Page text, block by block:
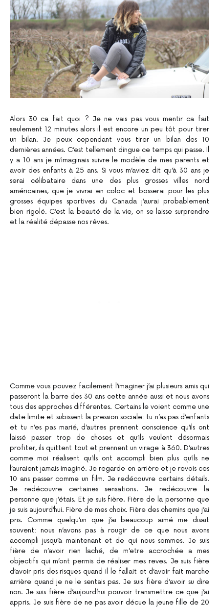
Alors 30 ca fait quoi ? Je ne vais pas vous mentir ca fait
seulement 12 minutes alors il est encore un peu tôt pour tirer
un bilan. Je peux cependant vous tirer un bilan des 10
dernières années. C’est tellement dingue ce temps qui passe. Il
y a 10 ans je m’imaginais suivre le modèle de mes parents et
avoir des enfants à 25 ans. Si vous m’aviez dit qu’à 30 ans je
serai célibataire dans une des plus grosses villes nord
américaines, que je vivrai en coloc et bosserai pour les plus
grosses équipes sportives du Canada j’aurai probablement
bien rigolé. C’est la beauté de la vie, on se laisse surprendre
et la réalité dépasse nos rêves.
Comme vous pouvez facilement l’imaginer j’ai plusieurs amis qui
passeront la barre des 30 ans cette année aussi et nous avons
tous des approches différentes. Certains le voient comme une
date limite et subissent la pression sociale: tu n’as pas d’enfants
et tu n’es pas marié, d’autres prennent conscience qu’ils ont
laissé passer trop de choses et qu’ils veulent désormais
profiter, ils quittent tout et prennent un virage à 360. D’autres
comme moi réalisent qu’ils ont accompli bien plus qu’ils ne
l’auraient jamais imaginé. Je regarde en arrière et je revois ces
10 ans passer comme un film. Je redécouvre certains détails.
Je redécouvre certaines sensations. Je redécouvre la
personne que j’étais. Et je suis fière. Fière de la personne que
je suis aujourd’hui. Fière de mes choix. Fière des chemins que j’ai
pris. Comme quelqu’un que j’ai beaucoup aimé me disait
souvent: nous n’avons pas à rougir de ce que nous avons
accompli jusqu’à maintenant et de qui nous sommes. Je suis
fière de n’avoir rien laché, de m’etre accrochée a mes
objectifs qui m’ont permis de réaliser mes reves. Je suis fière
d’avoir pris des risques quand il le fallait et d’avoir fait marche
arrière quand je ne le sentais pas. Je suis fière d’avoir su dire
non. Je suis fière d’aujourd’hui pouvoir transmettre ce que j’ai
appris. Je suis fière de ne pas avoir décue la jeune fille de 20